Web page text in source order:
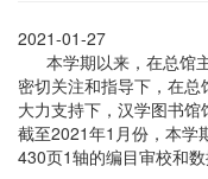
2021-01-27
本学期以来，在总馆
密切关注和指导下，在
大力支持下，汉学图书馆
截至2021年1月份，本学
430页1轴的编目审校和